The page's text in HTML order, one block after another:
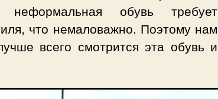
обувь требует
что немаловажно. Поэтому нам
всего смотрится эта обувь и